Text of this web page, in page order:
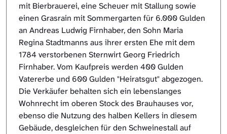
mit Bierbrauerei, eine Scheuer mit Stallung sowie
einen Grasrain mit Sommergarten für 6.000 Gulden
an Andreas Ludwig Firnhaber, den Sohn Maria
Regina Stadtmanns aus ihrer ersten Ehe mit dem
1784 verstorbenen Sternwirt Georg Friedrich
Firnhaber. Vom Kaufpreis werden 400 Gulden
Vatererbe und 600 Gulden "Heiratsgut" abgezogen.
Die Verkäufer behalten sich ein lebenslanges
Wohnrecht im oberen Stock des Brauhauses vor,
ebenso die Nutzung des halben Kellers in diesem
Gebäude, desgleichen für den Schweinestall auf